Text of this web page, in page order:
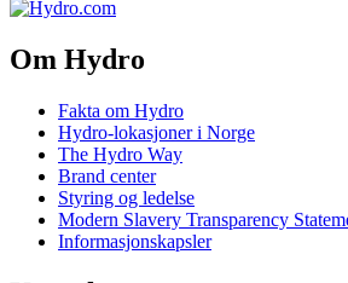
Om Hydro
Fakta om Hydro
Hydro-lokasjoner i Norge
The Hydro Way
Brand center
Styring og ledelse
Modern Slavery Transparency
Informasjonskapsler